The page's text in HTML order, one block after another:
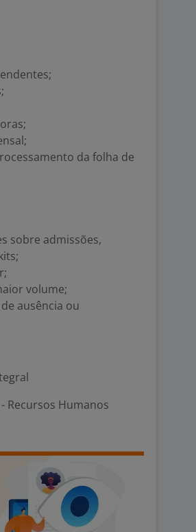
da folha de
sobre admissões,
volume;
ausência ou
Recursos Humanos